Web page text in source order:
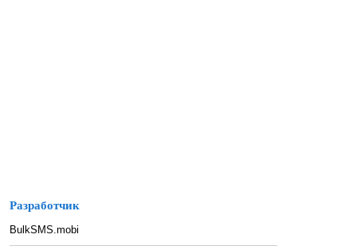
Разработчик
BulkSMS.mobi